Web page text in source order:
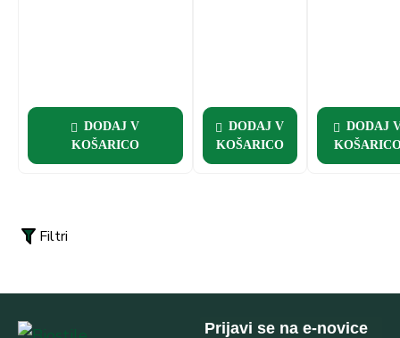
DODAJ V
KOŠARICO
DODAJ V
KOŠARICO
DODAJ
Filtri
Prijavi se na e-novice